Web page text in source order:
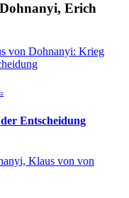
Erich
Entscheidung